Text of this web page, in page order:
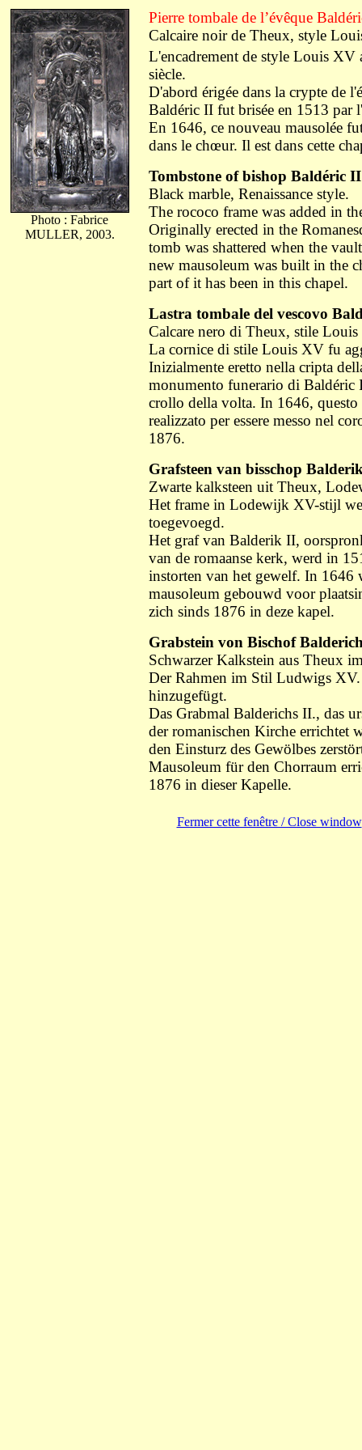
Photo : Fabrice
MULLER, 2003.
Pierre tombale de l’évêque
Calcaire noir de Theux, style
L'encadrement de style Louis XV
siècle.
D'abord érigée dans la crypte de
Baldéric II fut brisée en 1513 par
En 1646, ce nouveau mausolée
dans le chœur. Il est dans cette
Tombstone of bishop Baldéric
Black marble, Renaissance style.
The rococo frame was added in
Originally erected in the
tomb was shattered when the
new mausoleum was built in the
part of it has been in this chapel.
Lastra tombale del vescovo
Calcare nero di Theux, stile
La cornice di stile Louis XV fu
Inizialmente eretto nella cripta
monumento funerario di
crollo della volta. In 1646,
realizzato per essere messo nel
1876.
Grafsteen van bisschop
Zwarte kalksteen uit Theux,
Het frame in Lodewijk XV-stijl
toegevoegd.
Het graf van Balderik II,
van de romaanse kerk, werd in
instorten van het gewelf. In 1646
mausoleum gebouwd voor
zich sinds 1876 in deze kapel.
Grabstein von Bischof
Schwarzer Kalkstein aus Theux
Der Rahmen im Stil Ludwigs
hinzugefügt.
Das Grabmal Balderichs II., das
der romanischen Kirche errichtet
den Einsturz des Gewölbes
Mausoleum für den Chorraum
1876 in dieser Kapelle.
Fermer cette fenêtre / Close window